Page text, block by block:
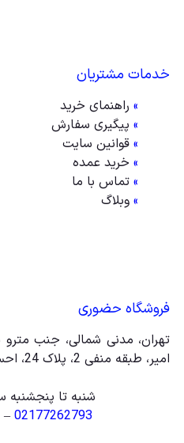
خدمات مشتریان
» راهنمای خرید
» پیگیری سفارش
» قوانین سایت
» خرید عمده
» تماس با ما
» وبلاگ
فروشگاه حضوری
تهران، مدنی شمالی، جنب
امیر، طبقه منفی 2، پلاک 24، احسان مارکت
شنبه تا پنجشنبه ساعت
02177262793
–